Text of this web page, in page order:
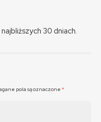
30 dniach.
pola są oznaczone *